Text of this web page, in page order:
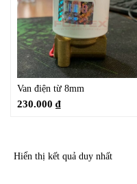
Van điện từ 8mm
230.000 ₫
Hiển thị kết quả duy nhất